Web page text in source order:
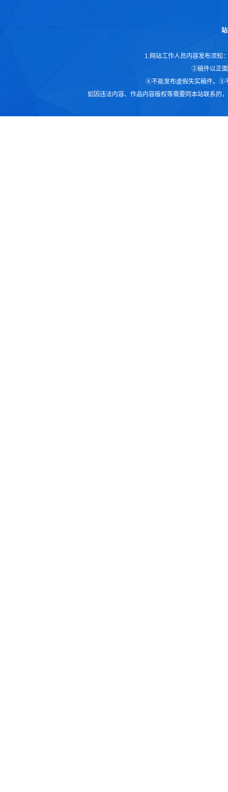
1.网站工作人员内容发布须知
②稿件以正
④不能发布虚假失实稿件。⑤
如因违法内容、作品内容版权等需要同本站联系的